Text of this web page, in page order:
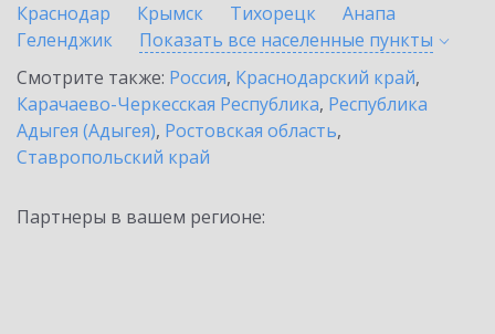
Краснодар
Крымск Тихорецк
Анапа
Геленджик
Показать все населенные пункты
Смотрите также: Россия, Краснодарский край,
Карачаево-Черкесская Республика, Республика
Адыгея (Адыгея), Ростовская область,
Ставропольский край
Партнеры в вашем регионе: